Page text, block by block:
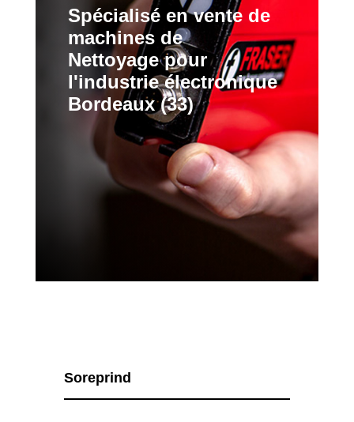
Spécialisé en vente de
machines de
Nettoyage pour
l'industrie électronique
Bordeaux (33)
Soreprind